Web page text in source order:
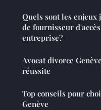
Quels sont les
de fournisseur
entreprise?
Avocat divorce
réussite
Top conseils pour
Genève